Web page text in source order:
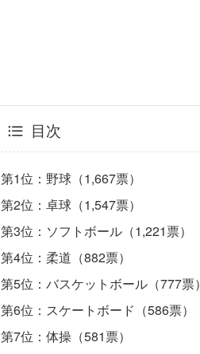
目次
第1位：野球（1,667票）
第2位：卓球（1,547票）
第3位：ソフトボール（1,221票）
第4位：柔道（882票）
第5位：バスケットボール（777票）
第6位：スケートボード（586票）
第7位：体操（581票）